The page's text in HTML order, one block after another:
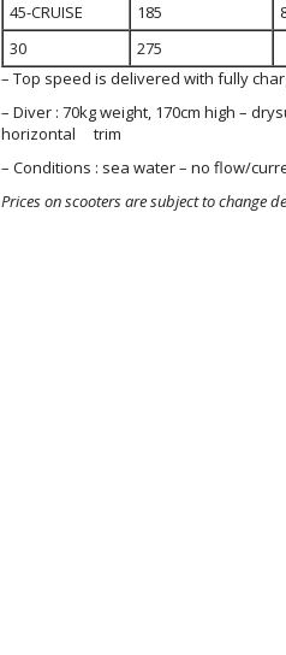
45-CRUISE
185
30
275
– Top speed is delivered with fully
– Diver : 70kg weight, 170cm high –
horizontal trim
– Conditions : sea water – no flow/
Prices on scooters are subject to change